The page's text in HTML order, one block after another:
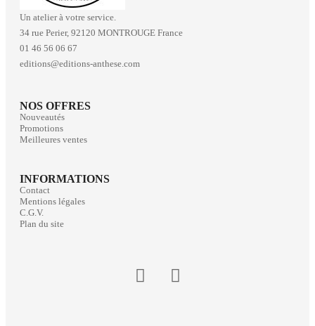
Un atelier à votre service.
34 rue Perier, 92120 MONTROUGE France
01 46 56 06 67
editions@editions-anthese.com
NOS OFFRES
Nouveautés
Promotions
Meilleures ventes
INFORMATIONS
Contact
Mentions légales
C.G.V.
Plan du site